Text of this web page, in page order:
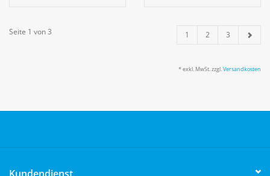
Seite 1 von 3 1 2 3
* exkl. MwSt. zzgl.Versandkosten